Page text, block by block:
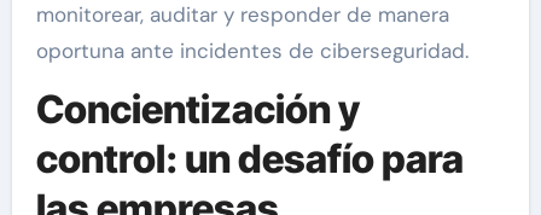
monitorear, auditar y responder de manera
oportuna ante incidentes de ciberseguridad.
Concientización y
control: un desafío para